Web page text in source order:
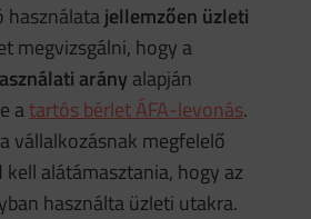
használatajellemzően üzleti
megvizsgálni, hogy a
arányalapján
atartós bérlet ÁFA-levonás.
vállalkozásnak megfelelő
kell alátámasztania, hogy az
használta üzleti utakra.